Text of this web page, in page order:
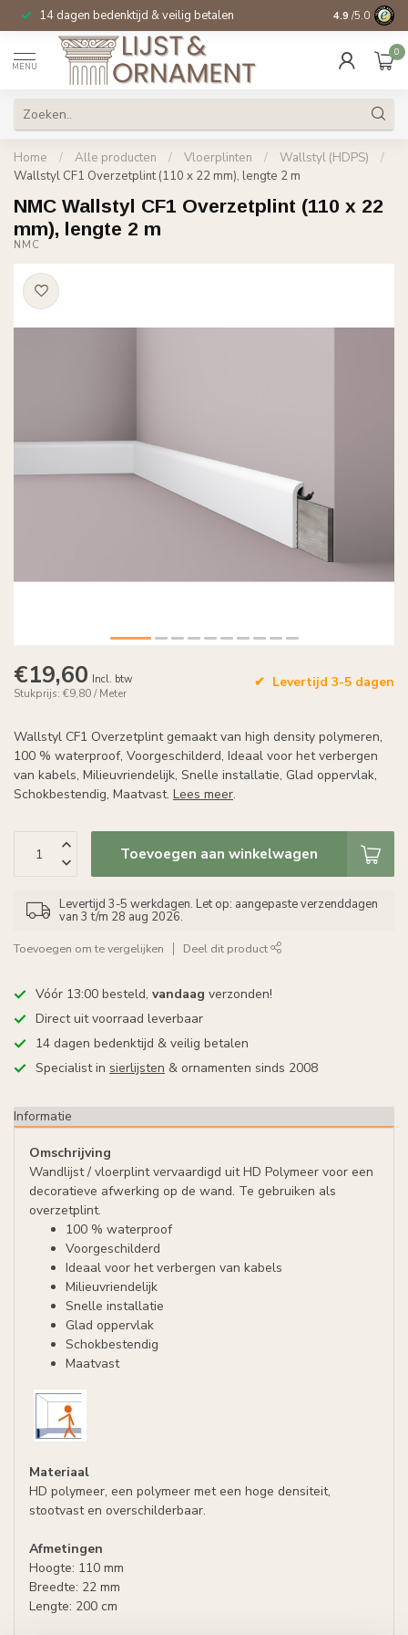
14 dagen bedenktijd & veilig betalen Specialist in
4.9 /5.0
MENU
0
Home / Alle producten / Vloerplinten / Wallstyl (HDPS)
/
Wallstyl CF1 Overzetplint (110 x 22 mm), lengte 2 m
NMC Wallstyl CF1 Overzetplint (110 x 22
mm), lengte 2 m
NMC
€19,60 Incl. btw
Stukprijs: €9,80 / Meter
Levertijd 3-5 dagen
Wallstyl CF1 Overzetplint gemaakt van high density polymeren,
100 % waterproof, Voorgeschilderd, Ideaal voor het verbergen
van kabels, Milieuvriendelijk, Snelle installatie, Glad oppervlak,
Schokbestendig, Maatvast. Lees meer.
Toevoegen aan winkelwagen
Levertijd 3-5 werkdagen. Let op: aangepaste verzenddagen
van 3 t/m 28 aug 2026.
Toevoegen om te vergelijken Deel dit product
Vóór 13:00 besteld, vandaag verzonden!
Direct uit voorraad leverbaar
14 dagen bedenktijd & veilig betalen
Specialist in sierlijsten & ornamenten sinds 2008
Informatie
Omschrijving
Wandlijst / vloerplint vervaardigd uit HD Polymeer voor een
decoratieve afwerking op de wand. Te gebruiken als
overzetplint.
100 % waterproof
Voorgeschilderd
Ideaal voor het verbergen van kabels
Milieuvriendelijk
Snelle installatie
Glad oppervlak
Schokbestendig
Maatvast
Materiaal
HD polymeer, een polymeer met een hoge densiteit,
stootvast en overschilderbaar.
Afmetingen
Hoogte: 110 mm
Breedte: 22 mm
Lengte: 200 cm